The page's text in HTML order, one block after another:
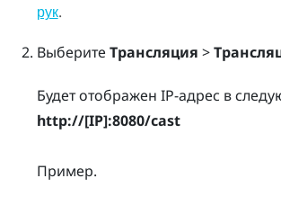
рук.
Выберите Трансляция >
Будет отображен IP-адрес в
http://[IP]:8080/cast
Пример.